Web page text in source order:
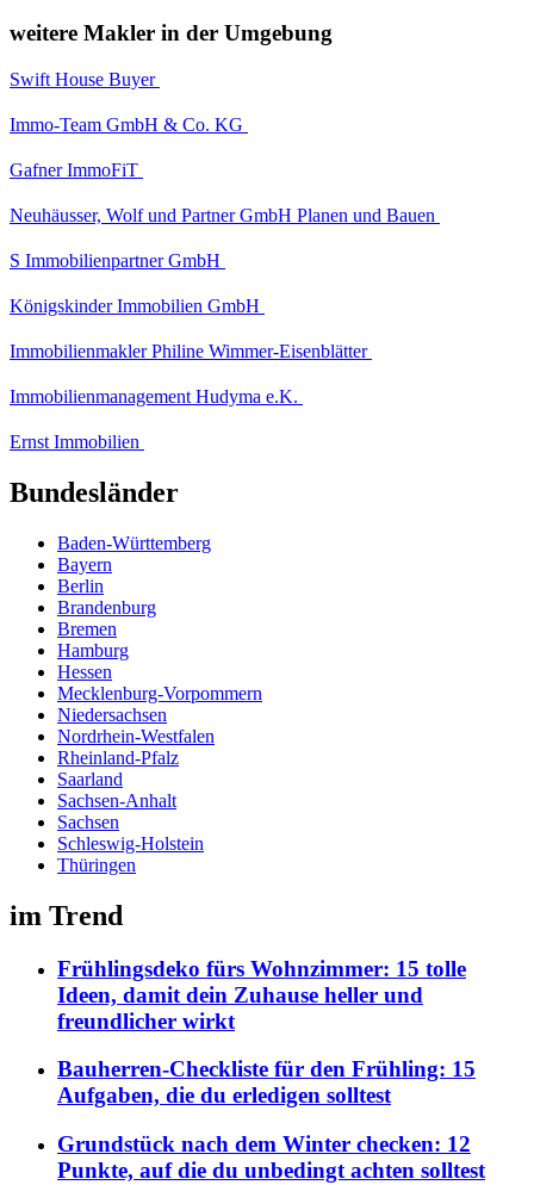
weitere Makler in der Umgebung
Swift House Buyer
Immo-Team GmbH & Co. KG
Gafner ImmoFiT
Neuhäusser, Wolf und Partner GmbH Planen und Bauen
S Immobilienpartner GmbH
Königskinder Immobilien GmbH
Immobilienmakler Philine Wimmer-Eisenblätter
Immobilienmanagement Hudyma e.K.
Ernst Immobilien
Bundesländer
Baden-Württemberg
Bayern
Berlin
Brandenburg
Bremen
Hamburg
Hessen
Mecklenburg-Vorpommern
Niedersachsen
Nordrhein-Westfalen
Rheinland-Pfalz
Saarland
Sachsen-Anhalt
Sachsen
Schleswig-Holstein
Thüringen
im Trend
Frühlingsdeko fürs Wohnzimmer: 15 tolle
Ideen, damit dein Zuhause heller und
freundlicher wirkt
Bauherren-Checkliste für den Frühling: 15
Aufgaben, die du erledigen solltest
Grundstück nach dem Winter checken: 12
Punkte, auf die du unbedingt achten solltest